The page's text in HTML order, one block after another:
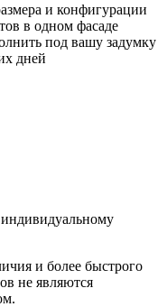
и конфигурации
в одном фасаде
под вашу задумку
дней
и более быстрого
не являются